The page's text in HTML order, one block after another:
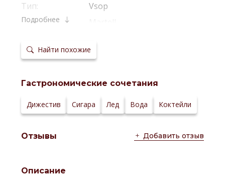
Тип:
Vsop
Бренд:
Выдержка:
8 Лет
спирт:
Температура
20-22 °С
Сайт
производителя:
Подробнее
Найти похожие
Гастрономические сочетания
Дижестив Сигара Лед Вода Коктейли
Отзывы Добавить отзыв
Описание